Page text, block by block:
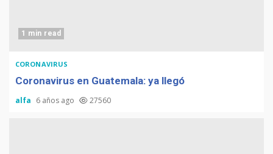
1 min read
CORONAVIRUS
Coronavirus en Guatemala: ya llegó
alfa 6 años ago 27560